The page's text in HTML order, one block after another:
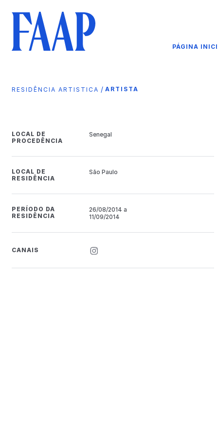
PÁGINA
RESIDÊNCIA ARTISTICA / ARTISTA
LOCAL DE
PROCEDÊNCIA
Senegal
LOCAL DE
RESIDÊNCIA
São Paulo
PERÍODO DA
RESIDÊNCIA
26/08/2014 a
11/09/2014
CANAIS